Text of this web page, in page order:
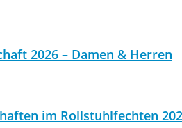
2026 – Damen & Herren
im Rollstuhlfechten